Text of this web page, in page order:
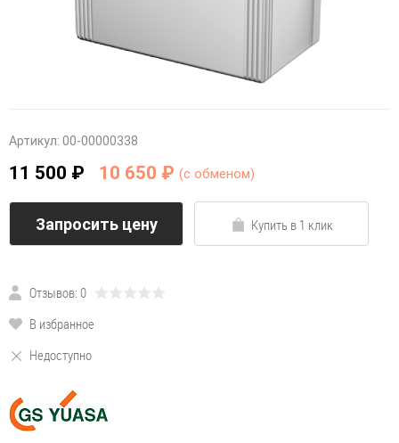
Артикул: 00-00000338
11 500 ₽ 10 650 ₽ (c обменом)
Запросить цену Купить в 1 клик
Отзывов: 0
В избранное
Недоступно